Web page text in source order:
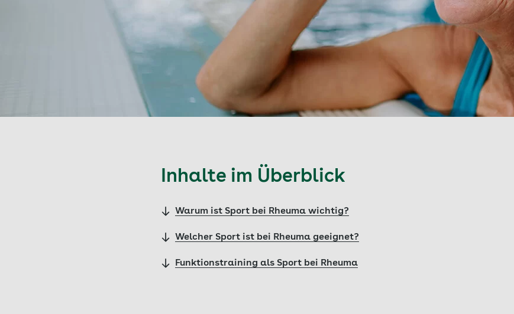
Inhalte im Überblick
Warum ist Sport bei Rheuma wichtig?
Welcher Sport ist bei Rheuma geeignet?
Funktionstraining als Sport bei Rheuma